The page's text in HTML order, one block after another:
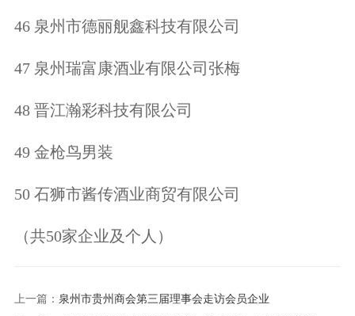
46 泉州市德丽舰鑫科技有限公司
47 泉州瑞富康酒业有限公司张梅
48 晋江瀚彩科技有限公司
49 金枪鸟男装
50 石狮市酱传酒业商贸有限公司
（共50家企业及个人）
上一篇： 泉州市贵州商会第三届理事会走访会员企业